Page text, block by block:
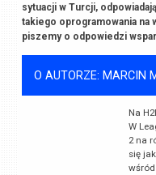
sytuacji w Turcji,
takiego oprogramowania na
piszemy o odpowiedzi
O AUTORZE: MARCIN
Na
W
2 na
się